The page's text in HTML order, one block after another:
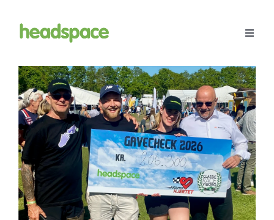
indhold
Toggle
Menu
Workshops
Bliv frivillig
headspace Family